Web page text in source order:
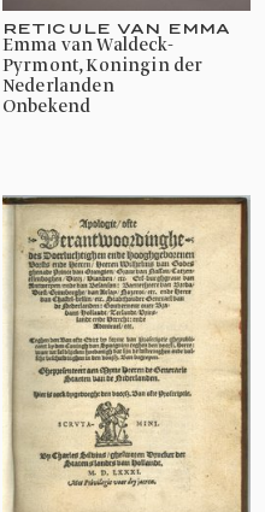
RETICULE VAN EMMA
Emma van Waldeck-
Pyrmont, Koningin der
Nederlanden
onbekend